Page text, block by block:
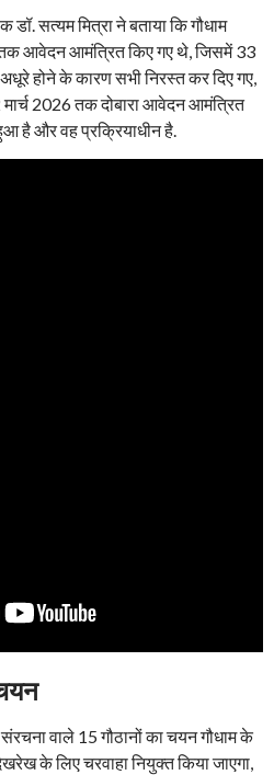
सत्यम मित्रा ने बताया कि गौधाम
आवेदन आमंत्रित किए गए थे, जिसमें 33
होने के कारण सभी निरस्त कर दिए गए,
2026 तक दोबारा आवेदन आमंत्रित
है और वह प्रक्रियाधीन है.
वाले 15 गौठानों का चयन गौधाम के
के लिए चरवाहा नियुक्त किया जाएगा,